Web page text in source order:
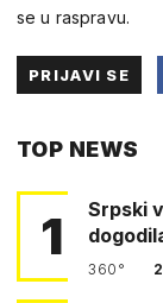
se u raspravu.
PRIJAVI SE
TOP NEWS
1
Srpski
360°